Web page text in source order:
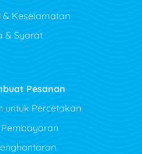
& Keselamatan
& Syarat
Pesanan
untuk Percetakan